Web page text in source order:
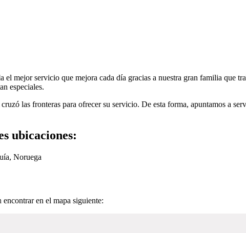
mejor servicio que mejora cada día gracias a nuestra gran familia que
especiales.
las fronteras para ofrecer su servicio. De esta forma, apuntamos a
ubicaciones:
Noruega
en el mapa siguiente: